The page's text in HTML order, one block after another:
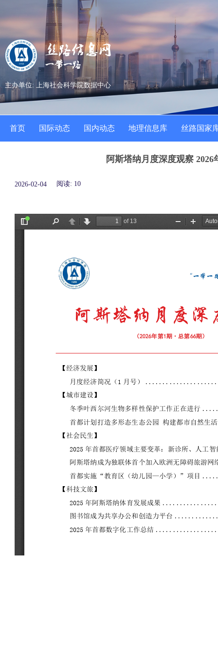
主办单位: 上海社会科学院数据中心
首页 国际动态 国内动态 地理信息库 丝路国家
阿斯塔纳月度深度观察 2026
2026-02-04 阅读: 10